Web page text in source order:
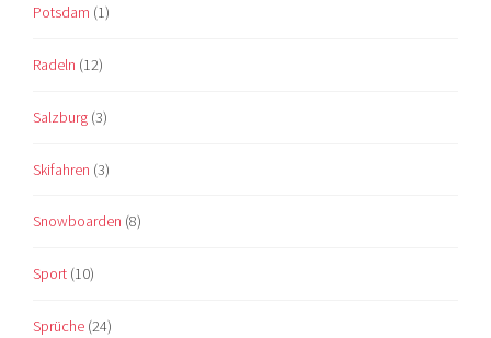
Potsdam (1)
Radeln (12)
Salzburg (3)
Skifahren (3)
Snowboarden (8)
Sport (10)
Sprüche (24)